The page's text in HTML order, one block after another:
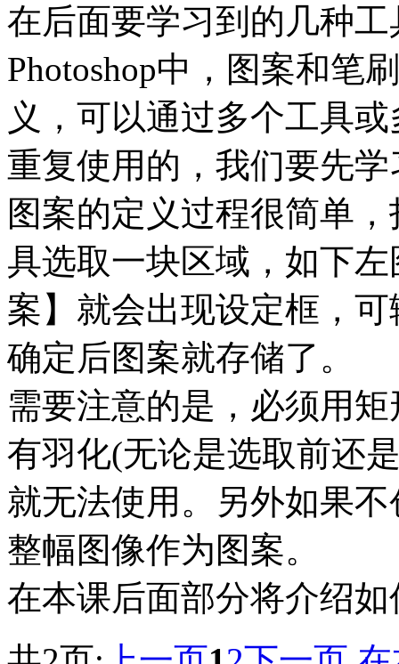
在后面要学习到的几种
Photoshop中，图案和笔
义，可以通过多个工具
重复使用的，我们要先
图案的定义过程很简单
具选取一块区域，如下
案】就会出现设定框，
确定后图案就存储了。
需要注意的是，必须用
有羽化(无论是选取前还
就无法使用。另外如果
整幅图像作为图案。
在本课后面部分将介绍